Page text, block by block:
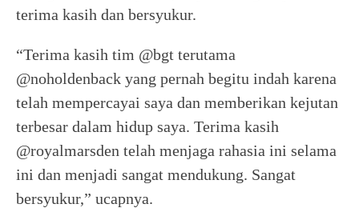
terima kasih dan bersyukur.
“Terima kasih tim @bgt terutama
@noholdenback yang pernah begitu indah karena
telah mempercayai saya dan memberikan kejutan
terbesar dalam hidup saya. Terima kasih
@royalmarsden telah menjaga rahasia ini selama
ini dan menjadi sangat mendukung. Sangat
bersyukur,” ucapnya.